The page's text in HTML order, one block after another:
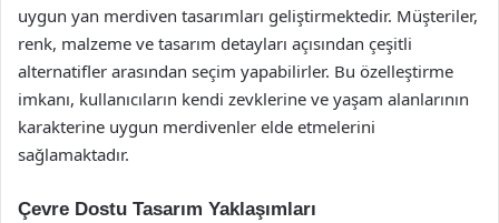
uygun yan merdiven tasarımları geliştirmektedir. Müşteriler,
renk, malzeme ve tasarım detayları açısından çeşitli
alternatifler arasından seçim yapabilirler. Bu özelleştirme
imkanı, kullanıcıların kendi zevklerine ve yaşam alanlarının
karakterine uygun merdivenler elde etmelerini
sağlamaktadır.
Çevre Dostu Tasarım Yaklaşımları